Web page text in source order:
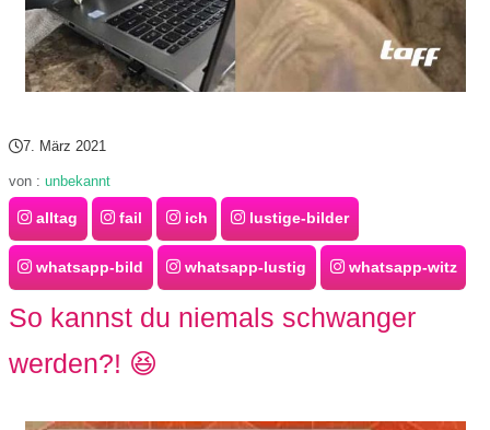
7. März 2021
von : unbekannt
alltag fail ich lustige-bilder
whatsapp-bild whatsapp-lustig whatsapp-witz
So kannst du niemals schwanger
werden?! 😆